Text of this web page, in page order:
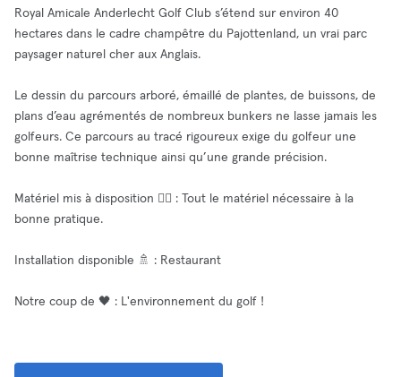
Royal Amicale Anderlecht Golf Club s’étend sur environ 40
hectares dans le cadre champêtre du Pajottenland, un vrai parc
paysager naturel cher aux Anglais.
Le dessin du parcours arboré, émaillé de plantes, de buissons, de
plans d’eau agrémentés de nombreux bunkers ne lasse jamais les
golfeurs. Ce parcours au tracé rigoureux exige du golfeur une
bonne maîtrise technique ainsi qu’une grande précision.
Matériel mis à disposition 🧘‍♂️ : Tout le matériel nécessaire à la
bonne pratique.
Installation disponible 🚿 : Restaurant
Notre coup de 🖤 : L'environnement du golf !